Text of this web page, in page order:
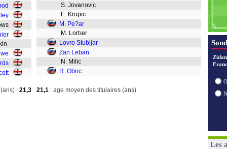
S. Jovanovic
E. Krupic
M. Pe?ar
M. Lorber
Lovro Stubljar
Zan Leban
N. Milic
R. Obric
: 21,3 21,1 : age moyen des titulaires (ans)
Les